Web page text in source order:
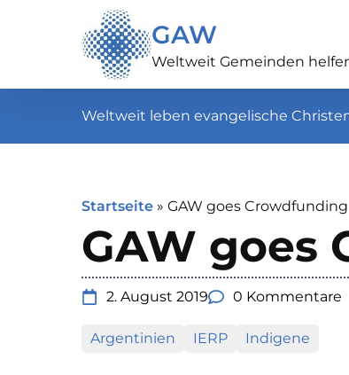
GAW
Weltweit Gemeinden
Weltweit leben evangelische
Startseite » GAW goes Crowdfunding
GAW goes
2. August 2019 0 Kommentare
Argentinien IERP Indigene